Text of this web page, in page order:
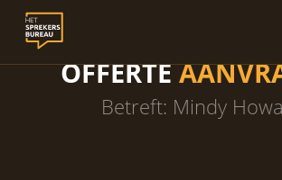
OFFERTE
Betreft: Mindy